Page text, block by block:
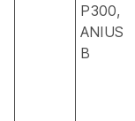
P300,
ANIUS
B